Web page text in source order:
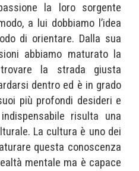
la loro sorgente
a lui dobbiamo l’idea
di orientare. Dalla sua
abbiamo maturato la
la strada giusta
dentro ed è in grado
più profondi desideri e
risulta una
La cultura è uno dei
questa conoscenza
mentale ma è capace